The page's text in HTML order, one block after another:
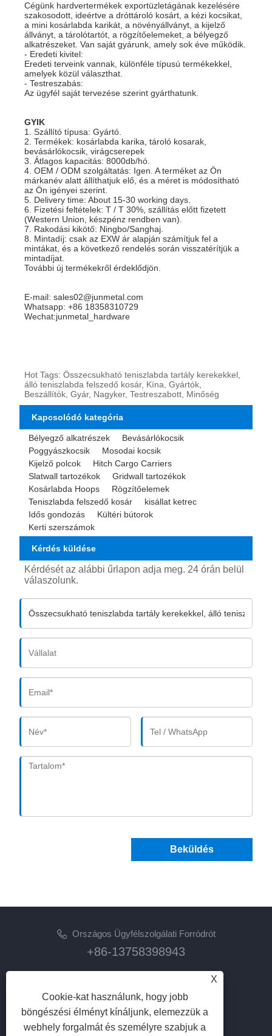
Cégünk hardvertermékek exportüzletágának kezelésére
szakosodott, ideértve a dróttároló kosárt, a kézi kocsikat,
a mini kosárlabda karikát, a növényállványt, a kijelző
állványt, a tárolótartót, a rögzítőelemeket, a bélyegző
alkatrészeket. Van saját gyárunk, amely sok éve működik.
- Eredeti kivitel:
Eredeti terveink vannak, különféle típusú termékekkel,
amelyek közül választhat.
- Testreszabás:
Az ügyfél saját tervezése szerint gyárthatunk.
GYIK
1. Szállító típusa: Gyártó.
2. Termékek: kosárlabda karika, tároló kosarak,
bevásárlókocsik, virágcserepek
3. Átlagos kapacitás: 8000db/hó.
4. OEM / ODM szolgáltatás: Igen. A terméket az Ön
márkanév alatt állíthatjuk elő, és a méret is módosítható
az Ön igényei szerint.
5. Delivery time: About 15-30 working days.
6. Fizetési feltételek: T / T 30%, szállítás előtt fizetett
(Western Union, készpénz rendben van).
7. Rakodási kikötő: Ningbo/Sanghaj.
8. Mintadíj: csak az EXW ár alapján számítjuk fel a
mintákat, és a következő rendelés során visszatérítjük a
mintadíjat.
További új termékekről érdeklődjön.
E-mail: sales02@junmetal.com
Whatsapp: +86 18358310729
Wechat:junmetal_hardware
Hot Tags: Összecsukható teniszlabda tartály kerekekkel,
álló teniszlabda felszedő kosár, Kína, Gyártók,
Beszállítók, Gyár, Nagyker, Testreszabott, Minőség
Kapcsolódó kategória
Bélyegző alkatrészek
Bevásárlókocsik
Poggyászkocsik
Mosodai kocsik
Kijelző polcok
Hitch Cargo Carriers
Slatwall tartozékok
Gridwall tartozékok
Kosárlabda Hoops
Rögzítőelemek
Teniszlabda felszedő kosár
kisállat ketrec
Idős gondozás
Kültéri bútorok
Kerti szerszámok
Kérdés küldése
Kérdését az alábbi űrlapon adja meg. 24 órán belül
válaszolunk.
Beküldés
Országos Ügyfélszolgálati Forródrót
+86-13758398943
lilyz@junmetal.com
junmetal.hardware.ltd@gmail.com
KÖVESS MINKET
X
Cookie-kat használunk, hogy jobb
böngészési élményt kínáljunk, elemezzük a
webhely forgalmát és személyre szabjuk a